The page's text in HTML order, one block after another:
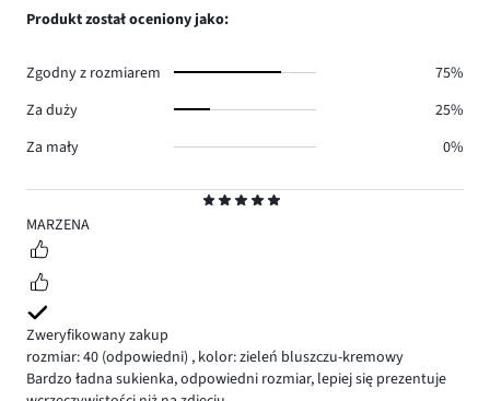
5
MARZENA
Zweryfikowany zakup
rozmiar: 40 (odpowiedni) , kolor: zieleń bluszczu-kremowy
Bardzo ładna sukienka, odpowiedni rozmiar, lepiej się prezentuje
Produkt został oceniony jako:
Zgodny z rozmiarem
75%
Za duży
25%
Za mały
0%